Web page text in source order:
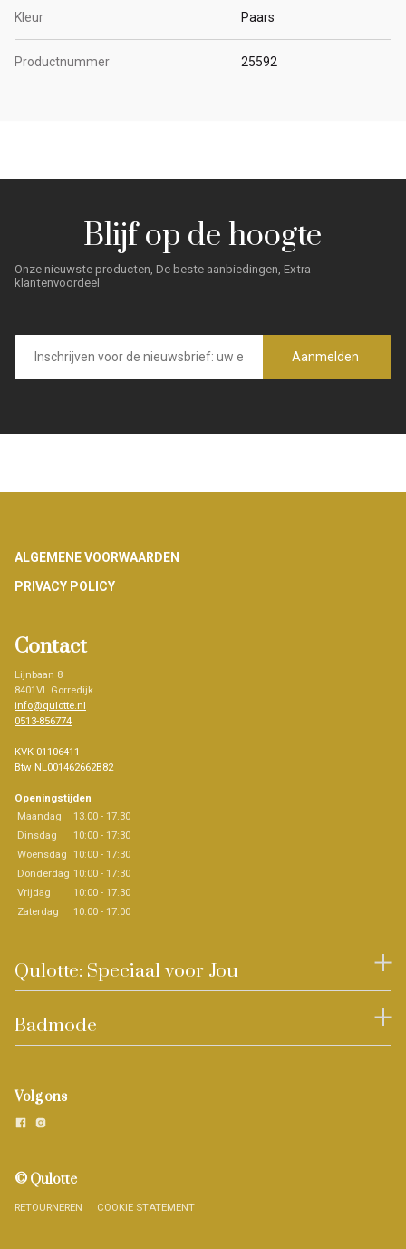
Kleur Paars
Productnummer 25592
Blijf op de hoogte
Onze nieuwste producten, De beste aanbiedingen, Extra
klantenvoordeel
E-
mailadres
Aanmelden
Footer
ALGEMENE VOORWAARDEN
PRIVACY POLICY
Contact
Lijnbaan 8
8401VL Gorredijk
info@qulotte.nl
0513-856774
KVK 01106411
Btw NL001462662B82
Openingstijden
Maandag
13.00 - 17.30
Dinsdag
10:00 - 17:30
Woensdag 10:00 - 17:30
Donderdag 10:00 - 17:30
Vrijdag
10:00 - 17.30
Zaterdag
10.00 - 17.00
Qulotte: Speciaal voor Jou
Badmode
Volg ons
© Qulotte
RETOURNEREN COOKIE STATEMENT